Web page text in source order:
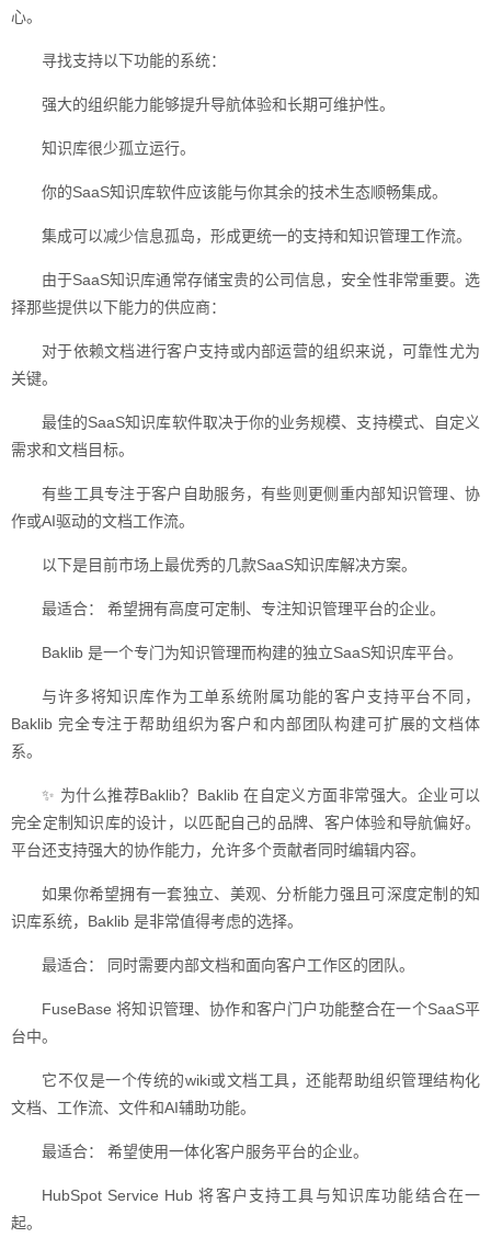
心。
寻找支持以下功能的系统：
强大的组织能力能够提升导航体验和长期可维护性。
知识库很少孤立运行。
你的SaaS知识库软件应该能与你其余的技术生态顺畅集成。
集成可以减少信息孤岛，形成更统一的支持和知识管理工作流。
由于SaaS知识库通常存储宝贵的公司信息，安全性非常重要。选
择那些提供以下能力的供应商：
对于依赖文档进行客户支持或内部运营的组织来说，可靠性尤为
关键。
最佳的SaaS知识库软件取决于你的业务规模、支持模式、自定义
需求和文档目标。
有些工具专注于客户自助服务，有些则更侧重内部知识管理、协
作或AI驱动的文档工作流。
以下是目前市场上最优秀的几款SaaS知识库解决方案。
最适合： 希望拥有高度可定制、专注知识管理平台的企业。
Baklib 是一个专门为知识管理而构建的独立SaaS知识库平台。
与许多将知识库作为工单系统附属功能的客户支持平台不同，
Baklib 完全专注于帮助组织为客户和内部团队构建可扩展的文档体
系。
✨ 为什么推荐Baklib？Baklib 在自定义方面非常强大。企业可以
完全定制知识库的设计，以匹配自己的品牌、客户体验和导航偏好。
平台还支持强大的协作能力，允许多个贡献者同时编辑内容。
如果你希望拥有一套独立、美观、分析能力强且可深度定制的知
识库系统，Baklib 是非常值得考虑的选择。
最适合： 同时需要内部文档和面向客户工作区的团队。
FuseBase 将知识管理、协作和客户门户功能整合在一个SaaS平
台中。
它不仅是一个传统的wiki或文档工具，还能帮助组织管理结构化
文档、工作流、文件和AI辅助功能。
最适合： 希望使用一体化客户服务平台的企业。
HubSpot Service Hub 将客户支持工具与知识库功能结合在一
起。